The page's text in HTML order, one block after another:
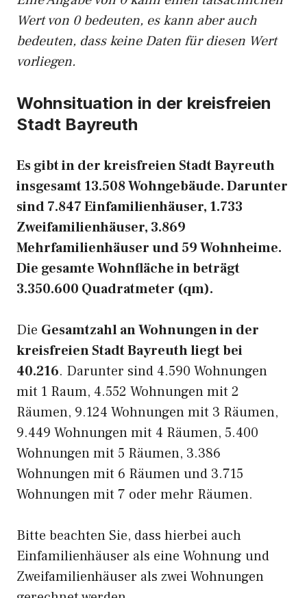
Wert von 0 bedeuten, es kann aber auch
bedeuten, dass keine Daten für diesen Wert
vorliegen.
Wohnsituation in der kreisfreien
Stadt Bayreuth
Es gibt in der kreisfreien Stadt Bayreuth
insgesamt 13.508 Wohngebäude. Darunter
sind 7.847 Einfamilienhäuser, 1.733
Zweifamilienhäuser, 3.869
Mehrfamilienhäuser und 59 Wohnheime.
Die gesamte Wohnfläche in beträgt
3.350.600 Quadratmeter (qm).
Die Gesamtzahl an Wohnungen in der
kreisfreien Stadt Bayreuth liegt bei
40.216. Darunter sind 4.590 Wohnungen
mit 1 Raum, 4.552 Wohnungen mit 2
Räumen, 9.124 Wohnungen mit 3 Räumen,
9.449 Wohnungen mit 4 Räumen, 5.400
Wohnungen mit 5 Räumen, 3.386
Wohnungen mit 6 Räumen und 3.715
Wohnungen mit 7 oder mehr Räumen.
Bitte beachten Sie, dass hierbei auch
Einfamilienhäuser als eine Wohnung und
Zweifamilienhäuser als zwei Wohnungen